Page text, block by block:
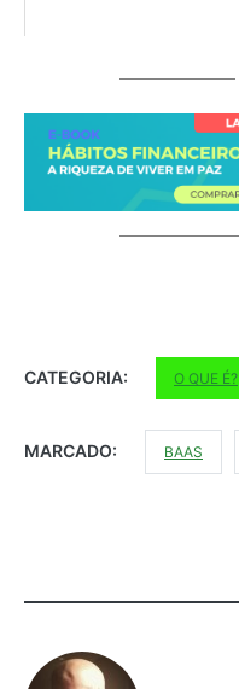
CATEGORIA: O QUE É?
MARCADO: BAAS